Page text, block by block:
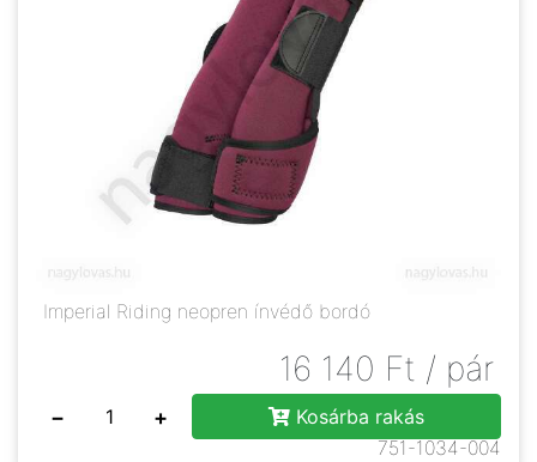
Imperial Riding neopren ínvédő bordó
16 140 Ft / pár
− +
Kosárba rakás
751-1034-004